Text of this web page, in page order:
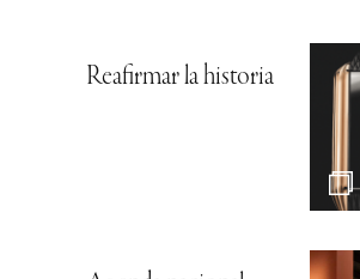
Reafirmar la historia